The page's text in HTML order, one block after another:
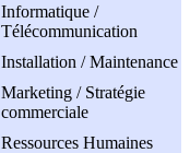
Informatique /
Télécommunication
Installation / Maintenance
Marketing / Stratégie
commerciale
Ressources Humaines